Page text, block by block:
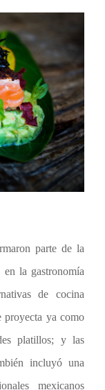
parte de la
en la gastronomía
de cocina
proyecta ya como
platillos; y las
incluyó una
mexicanos